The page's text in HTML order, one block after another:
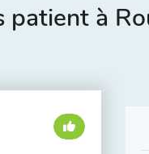
patient à